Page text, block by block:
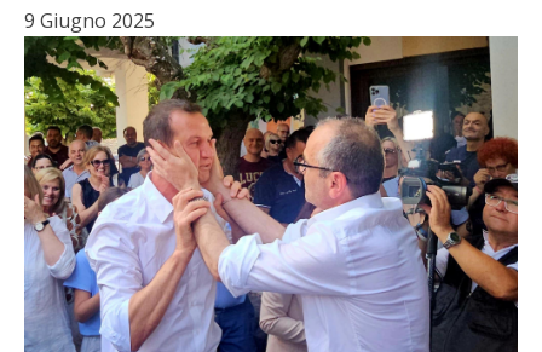
9 Giugno 2025